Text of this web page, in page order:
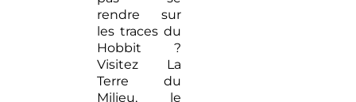
rendre sur
les traces du
Hobbit ?
Visitez La
Terre du
Milieu, le